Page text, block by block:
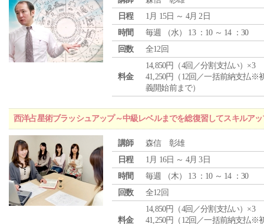
日程
1月 15日 ～ 4月 2日
時間
毎週 （水） 13 ：10 ～ 14 ：30
回数
全12回
料金
14,850円（4回／分割支払い）×3
41,250円（12回／一括前納支払※
義開始前まで）
西洋占星術ブラッシュアップ～中級レベルまでを総復習してスキルア
講師
森信 彰雄
日程
1月 16日 ～ 4月 3日
時間
毎週 （木） 13 ：10 ～ 14 ：30
回数
全12回
料金
14,850円（4回／分割支払い）×3
41,250円（12回／一括前納支払※